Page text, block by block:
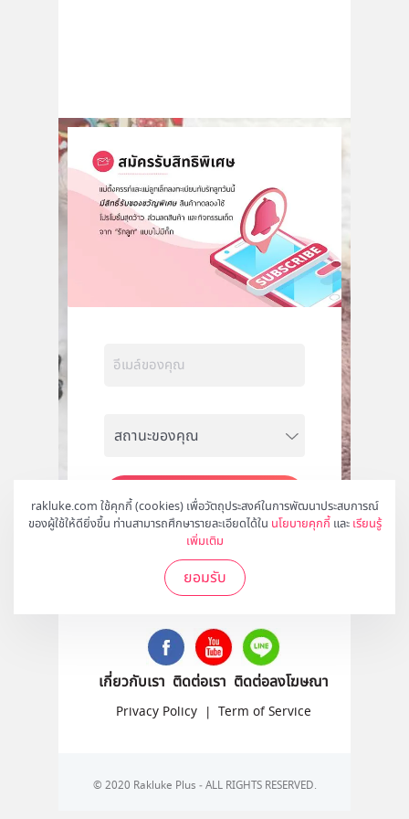
rakluke.com ใช้คุกกี้ (cookies) เพื่อวัตถุประสงค์ในการพัฒนาประสบการณ์
ของผู้ใช้ให้ดียิ่งขึ้น ท่านสามารถศึกษารายละเอียดได้ใน นโยบายคุกกี้ และ เรียนรู้
เพิ่มเติม
ยอมรับ
สมัคร
ติดตามเราได้ที่
เกี่ยวกับเรา ติดต่อเรา ติดต่อลงโฆษณา
Privacy Policy | Term of Service
© 2020 Rakluke Plus - ALL RIGHTS RESERVED.